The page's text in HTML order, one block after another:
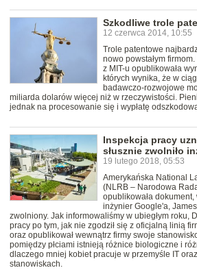
Szkodliwe trole
12 czerwca 2014, 10:55
Trole patentowe
nowo powstałym
z MIT-u opublikowała
których wynika, że w
badawczo-rozwojowe
miliarda dolarów więcej niż w rzeczywistości.
jednak na procesowanie się i wypłatę
Inspekcja pracy
słusznie zwolniło
19 lutego 2018, 05:53
Amerykańska National
(NLRB – Narodowa
opublikowała dokument,
inżynier Google'a,
zwolniony. Jak informowaliśmy w ubiegłym roku,
pracy po tym, jak nie zgodził się z oficjalną linią
oraz opublikował wewnątrz firmy swoje
pomiędzy płciami istnieją różnice biologiczne i
dlaczego mniej kobiet pracuje w przemyśle IT
stanowiskach.